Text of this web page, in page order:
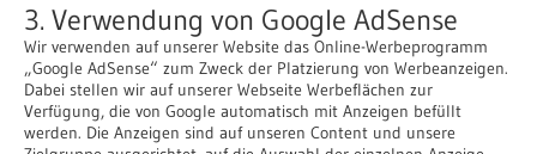
3. Verwendung von Google AdSense
Wir verwenden auf unserer Website das Online-Werbeprogramm
„Google AdSense“ zum Zweck der Platzierung von Werbeanzeigen.
Dabei stellen wir auf unserer Webseite Werbeflächen zur
Verfügung, die von Google automatisch mit Anzeigen befüllt
werden. Die Anzeigen sind auf unseren Content und unsere